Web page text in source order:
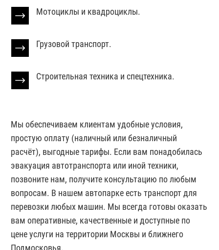
Мотоциклы и квадроциклы.
Грузовой транспорт.
Строительная техника и спецтехника.
Мы обеспечиваем клиентам удобные условия,
простую оплату (наличный или безналичный
расчёт), выгодные тарифы. Если вам понадобилась
эвакуация автотранспорта или иной техники,
позвоните нам, получите консультацию по любым
вопросам. В нашем автопарке есть транспорт для
перевозки любых машин. Мы всегда готовы оказать
вам оперативные, качественные и доступные по
цене услуги на территории Москвы и ближнего
Подмосковья.